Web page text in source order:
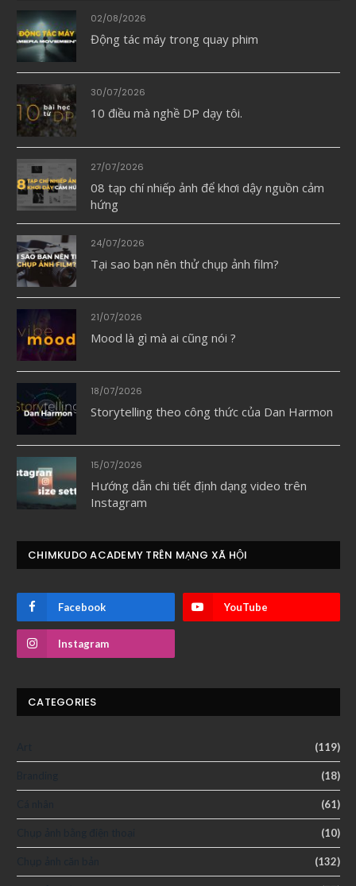
02/08/2026
Động tác máy trong quay phim
30/07/2026
10 điều mà nghề DP dạy tôi.
27/07/2026
08 tạp chí nhiếp ảnh để khơi dậy nguồn cảm
hứng
24/07/2026
Tại sao bạn nên thử chụp ảnh film?
21/07/2026
Mood là gì mà ai cũng nói ?
18/07/2026
Storytelling theo công thức của Dan Harmon
15/07/2026
Hướng dẫn chi tiết định dạng video trên
Instagram
CHIMKUDO ACADEMY TRÊN MẠNG XÃ HỘI
Facebook YouTube
Instagram
CATEGORIES
(119)
(18)
(61)
(10)
(132)